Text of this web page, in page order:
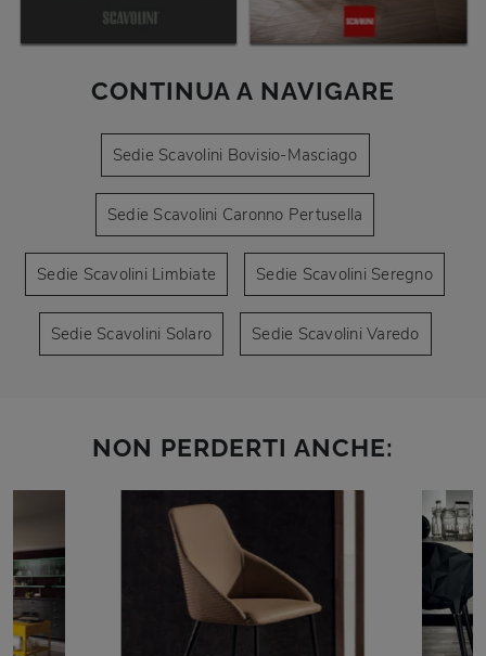
CONTINUA A NAVIGARE
Sedie Scavolini Bovisio-Masciago
Sedie Scavolini Caronno Pertusella
Sedie Scavolini Limbiate Sedie Scavolini Seregno
Sedie Scavolini Solaro Sedie Scavolini Varedo
NON PERDERTI ANCHE: